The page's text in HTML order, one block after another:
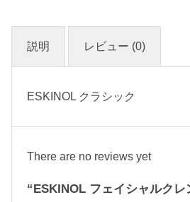
5
m
l
説明 レビュー (0)
ESKINOL クラシック
There are no reviews yet
“ESKINOL フェイシャルク